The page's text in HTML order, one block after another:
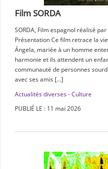
Film SORDA
SORDA, Film espagnol réalisé
Présentation Ce film retrace la
Ángela, mariée à un homme
harmonie et ils attendent un
communauté de personnes
avec ses amis […]
Actualités diverses - Culture
PUBLIÉ LE : 11 mai 2026